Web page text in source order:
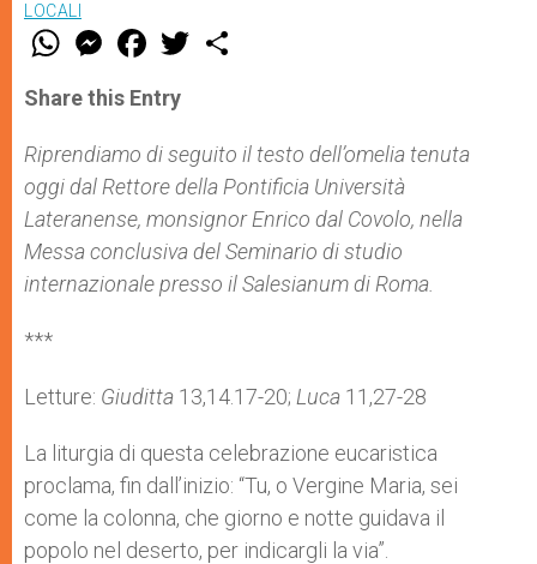
LOCALI
W
t
s
p
p
M
e
s
e
g
e
r
F
a
e
b
o
k
w
r
Share this Entry
Riprendiamo di seguito il testo dell’omelia tenuta
oggi dal Rettore della Pontificia Università
Lateranense, monsignor Enrico dal Covolo, nella
Messa conclusiva delSeminario di studio
internazionale presso il Salesianum di Roma.
***
Letture: Giuditta 13,14.17-20; Luca 11,27-28
La liturgia di questa celebrazione eucaristica
proclama, fin dall’inizio: “Tu, o Vergine Maria, sei
come la colonna, che giorno e notte guidava il
popolo nel deserto, per indicargli la via”.